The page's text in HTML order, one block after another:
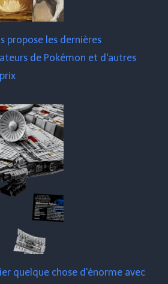
propose les dernières
de Pokémon et d'autres
quelque chose d'énorme avec